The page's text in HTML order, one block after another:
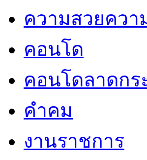
ความสวยควา
คอนโด
คอนโดลาดกร
คำคม
งานราชการ